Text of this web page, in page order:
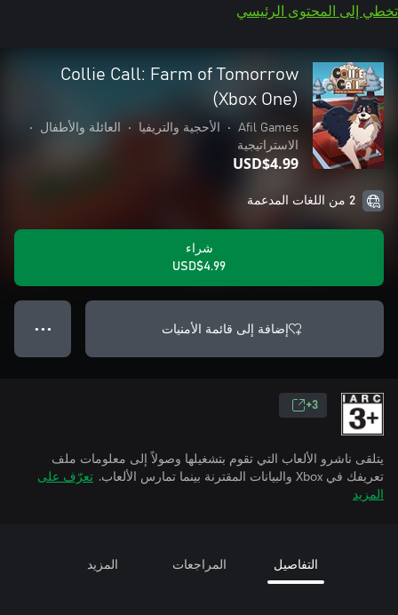
تخطي إلى المحتوى الرئيسي
Collie Call: Farm of Tomorrow
(Xbox One)
Afil Games
• الأحجية والتريفيا • العائلة والأطفال
•
الاستراتيجية
USD$4.99
2 من اللغات المدعمة
شراء
USD$4.99
إضافة إلى قائمة الأمنيات ● ● ●
3+
يتلقى ناشرو الألعاب التي تقوم بتشغيلها وصولاً إلى معلومات ملف
تعريفك في Xbox والبيانات المقترنة بينما تمارس الألعاب.
تعرّف على
المزيد
التفاصيل المراجعات المزيد